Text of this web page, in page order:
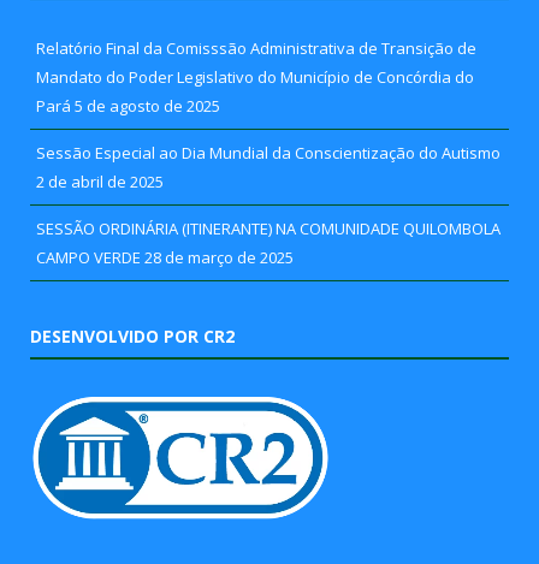
Relatório Final da Comisssão Administrativa de Transição de
Mandato do Poder Legislativo do Município de Concórdia do
Pará 5 de agosto de 2025
Sessão Especial ao Dia Mundial da Conscientização do Autismo
2 de abril de 2025
SESSÃO ORDINÁRIA (ITINERANTE) NA COMUNIDADE QUILOMBOLA
CAMPO VERDE 28 de março de 2025
DESENVOLVIDO POR CR2